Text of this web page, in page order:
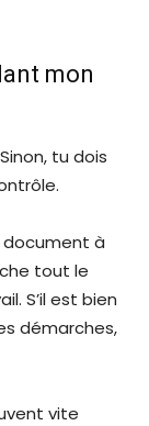
mon
tu dois
document à
tout le
S’il est bien
démarches,
vite